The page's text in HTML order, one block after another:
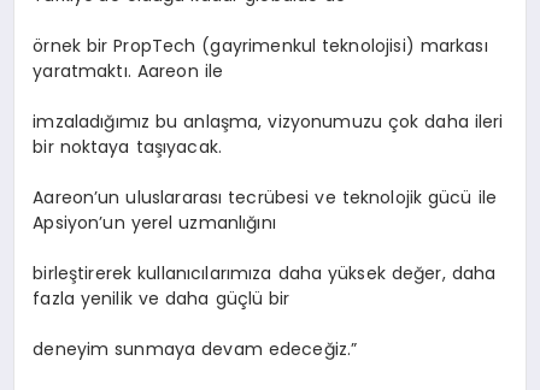
örnek bir PropTech (gayrimenkul teknolojisi) markası
yaratmaktı. Aareon ile
imzaladığımız bu anlaşma, vizyonumuzu çok daha ileri
bir noktaya taşıyacak.
Aareon’un uluslararası tecrübesi ve teknolojik gücü ile
Apsiyon’un yerel uzmanlığını
birleştirerek kullanıcılarımıza daha yüksek değer, daha
fazla yenilik ve daha güçlü bir
deneyim sunmaya devam edeceğiz.”